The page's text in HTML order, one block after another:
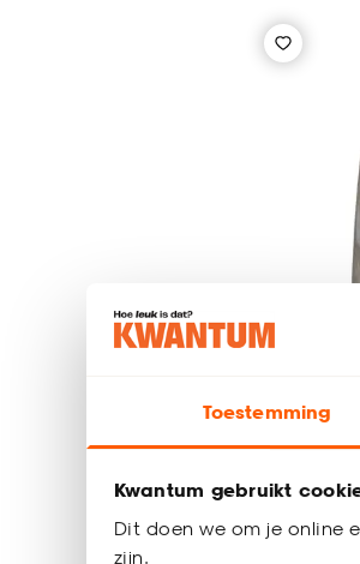
Toestemming
Kwantum gebruikt
Dit doen we om je online
zijn.